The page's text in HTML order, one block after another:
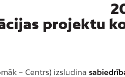
projektu
– Centrs) izsludina